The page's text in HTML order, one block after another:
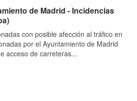
de Madrid - Incidencias
con posible afección al tráfico en
por el Ayuntamiento de Madrid
acceso de carreteras...